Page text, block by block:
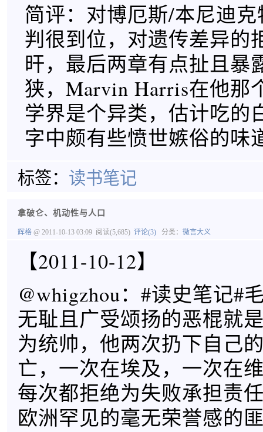
简评：对博厄斯/本尼迪
判很到位，对遗传差异的
旰，最后两章有点扯且暴
狭，Marvin Harris在他那
学界是个异类，估计吃的
字中颇有些愤世嫉俗的味
标签： 读书笔记
拿破仑、机动性与人口
辉格 @ 2011-10-13 03:09 阅读(5,685) 评论(3) 分类： 微言大义
【2011-10-12】
@whigzhou：#读史笔记#
无耻且广受颂扬的恶棍就
为统帅，他两次扔下自己
亡，一次在埃及，一次在
每次都拒绝为失败承担责
欧洲罕见的毫无荣誉感的